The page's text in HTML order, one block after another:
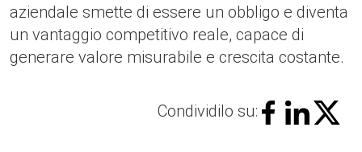
aziendale smette di essere un obbligo e diventa
un vantaggio competitivo reale, capace di
generare valore misurabile e crescita costante.
Condividilo su: